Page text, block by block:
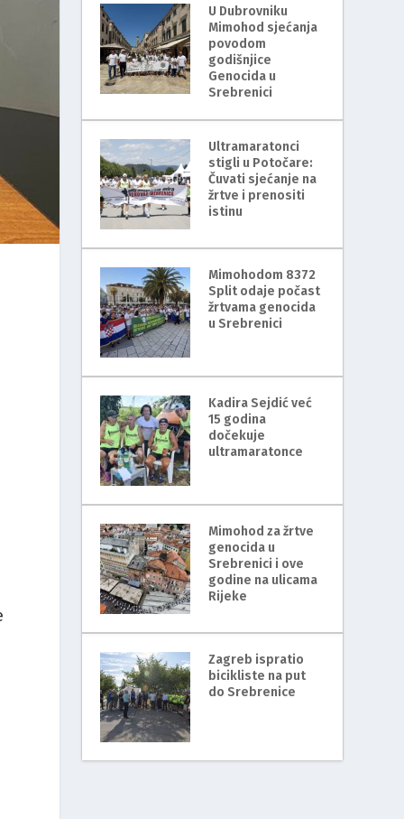
U Dubrovniku
Mimohod sjećanja
povodom
godišnjice
Genocida u
Srebrenici
Ultramaratonci
stigli u Potočare:
Čuvati sjećanje na
žrtve i prenositi
istinu
Mimohodom 8372
Split odaje počast
žrtvama genocida
u Srebrenici
Kadira Sejdić već
15 godina
dočekuje
ultramaratonce
Mimohod za žrtve
genocida u
Srebrenici i ove
godine na ulicama
Rijeke
Zagreb ispratio
bicikliste na put
do Srebrenice